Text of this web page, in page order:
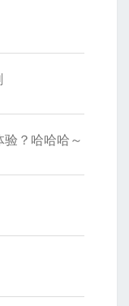
？哈哈哈～